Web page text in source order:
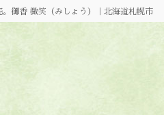
御香 微笑（みしょう）｜北海道札幌市